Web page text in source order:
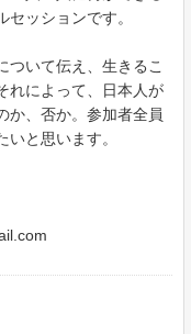
ッションです。
ついて伝え、生きるこ
れによって、日本人が
か、否か。参加者全員
と思います。